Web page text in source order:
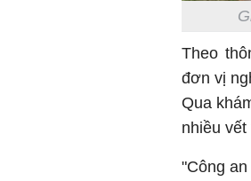
Theo
đơn vị
Qua
nhiều
"Công